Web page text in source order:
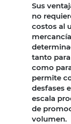
Sus
no
costos al
tanto
como
permite
desfases
escala
de
volumen.